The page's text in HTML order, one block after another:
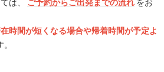
は、 ご予約からご出発までの流れをお
時間が短くなる場合や帰着時間が予定よ